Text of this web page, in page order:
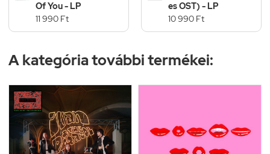
Of You - LP
11 990 Ft
es OST) - LP
10 990 Ft
A kategória további termékei: